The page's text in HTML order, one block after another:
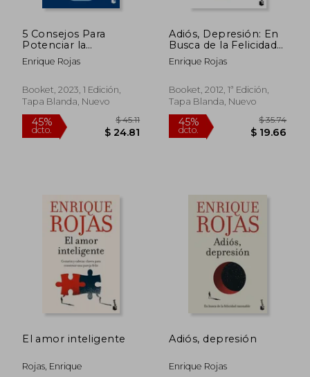
45%
5 Consejos Para
Potenciar la
Inteligencia - Rojas,
enr
Enrique Rojas
Booket, 2023, 1 Edición,
Tapa Blanda, Nuevo
Adiós, Depresión: En
Busca de la Felicidad
Razonable (Vivir
Mejor)
Enrique Rojas
Booket, 2012, 1ª Edición,
Tapa Blanda, Nuevo
El amor inteligente
Rojas, Enrique
Adiós, depresión
Enrique Rojas